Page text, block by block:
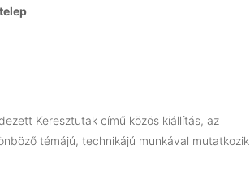
Keresztutak című közös kiállítás, az
témájú, technikájú munkával mutatkozik